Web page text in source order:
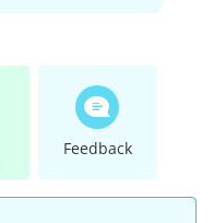
Feedback